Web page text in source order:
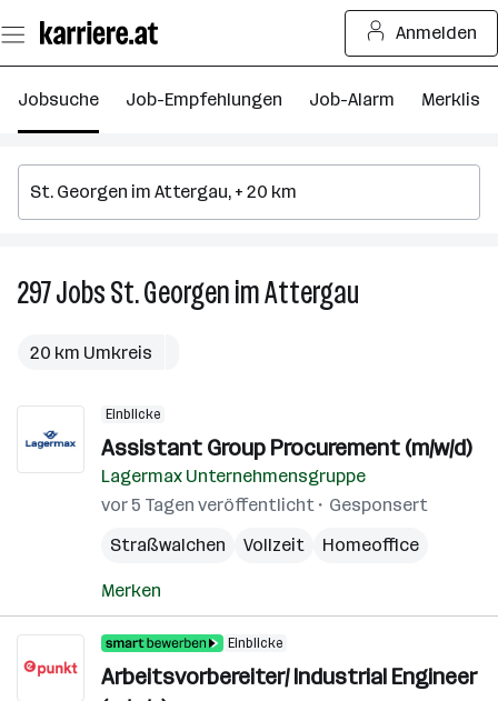
Seiteninhalt
springen
Anmelden
Jobsuche Job-Empfehlungen Job-Alarm Merkliste
297JobsSt. Georgen im Attergau
Attergau
20 km Umkreis
Einblicke
Assistant Group Procurement (m/w/d)
Lagermax Unternehmensgruppe
vor 5 Tagen veröffentlicht
Gesponsert
Straßwalchen
Vollzeit Homeoffice
Merken
Einblicke
Arbeitsvorbereiter/ Industrial Engineer